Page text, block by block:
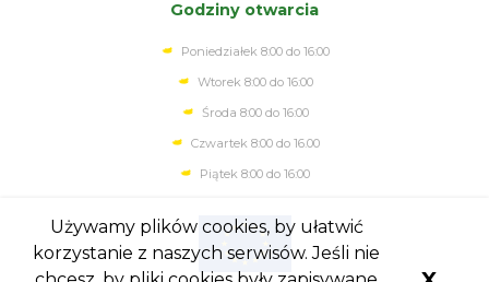
Godziny otwarcia
Poniedziałek 8:00 do 16:00
Wtorek 8:00 do 16:00
Środa 8:00 do 16:00
Czwartek 8:00 do 16.00
Piątek 8:00 do 16:00
Używamy plików cookies, by ułatwić
korzystanie z naszych serwisów. Jeśli nie